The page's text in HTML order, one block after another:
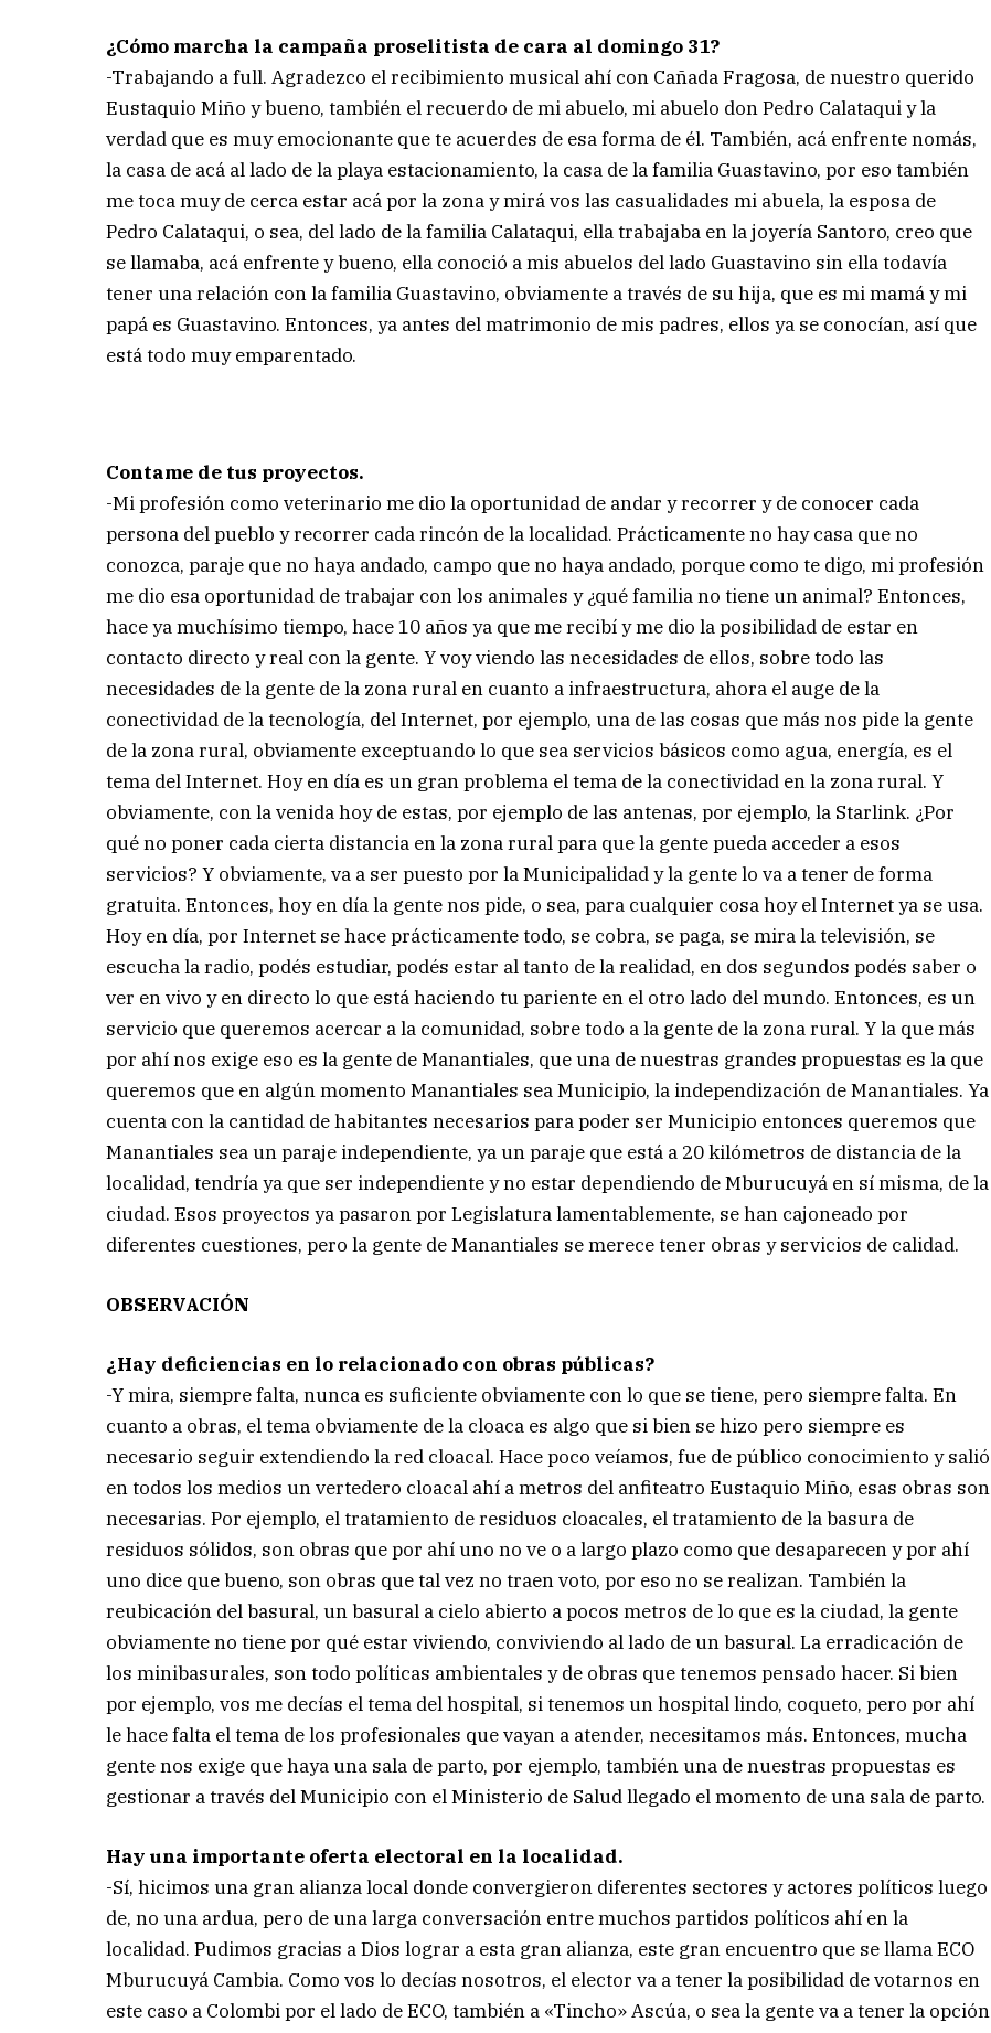
¿Cómo marcha la campaña proselitista de cara al domingo 31?
-Trabajando a full. Agradezco el recibimiento musical ahí con Cañada Fragosa, de nuestro querido
Eustaquio Miño y bueno, también el recuerdo de mi abuelo, mi abuelo don Pedro Calataqui y la
verdad que es muy emocionante que te acuerdes de esa forma de él. También, acá enfrente nomás,
la casa de acá al lado de la playa estacionamiento, la casa de la familia Guastavino, por eso también
me toca muy de cerca estar acá por la zona y mirá vos las casualidades mi abuela, la esposa de
Pedro Calataqui, o sea, del lado de la familia Calataqui, ella trabajaba en la joyería Santoro, creo que
se llamaba, acá enfrente y bueno, ella conoció a mis abuelos del lado Guastavino sin ella todavía
tener una relación con la familia Guastavino, obviamente a través de su hija, que es mi mamá y mi
papá es Guastavino. Entonces, ya antes del matrimonio de mis padres, ellos ya se conocían, así que
está todo muy emparentado.
Contame de tus proyectos.
-Mi profesión como veterinario me dio la oportunidad de andar y recorrer y de conocer cada
persona del pueblo y recorrer cada rincón de la localidad. Prácticamente no hay casa que no
conozca, paraje que no haya andado, campo que no haya andado, porque como te digo, mi profesión
me dio esa oportunidad de trabajar con los animales y ¿qué familia no tiene un animal? Entonces,
hace ya muchísimo tiempo, hace 10 años ya que me recibí y me dio la posibilidad de estar en
contacto directo y real con la gente. Y voy viendo las necesidades de ellos, sobre todo las
necesidades de la gente de la zona rural en cuanto a infraestructura, ahora el auge de la
conectividad de la tecnología, del Internet, por ejemplo, una de las cosas que más nos pide la gente
de la zona rural, obviamente exceptuando lo que sea servicios básicos como agua, energía, es el
tema del Internet. Hoy en día es un gran problema el tema de la conectividad en la zona rural. Y
obviamente, con la venida hoy de estas, por ejemplo de las antenas, por ejemplo, la Starlink. ¿Por
qué no poner cada cierta distancia en la zona rural para que la gente pueda acceder a esos
servicios? Y obviamente, va a ser puesto por la Municipalidad y la gente lo va a tener de forma
gratuita. Entonces, hoy en día la gente nos pide, o sea, para cualquier cosa hoy el Internet ya se usa.
Hoy en día, por Internet se hace prácticamente todo, se cobra, se paga, se mira la televisión, se
escucha la radio, podés estudiar, podés estar al tanto de la realidad, en dos segundos podés saber o
ver en vivo y en directo lo que está haciendo tu pariente en el otro lado del mundo. Entonces, es un
servicio que queremos acercar a la comunidad, sobre todo a la gente de la zona rural. Y la que más
por ahí nos exige eso es la gente de Manantiales, que una de nuestras grandes propuestas es la que
queremos que en algún momento Manantiales sea Municipio, la independización de Manantiales. Ya
cuenta con la cantidad de habitantes necesarios para poder ser Municipio entonces queremos que
Manantiales sea un paraje independiente, ya un paraje que está a 20 kilómetros de distancia de la
localidad, tendría ya que ser independiente y no estar dependiendo de Mburucuyá en sí misma, de la
ciudad. Esos proyectos ya pasaron por Legislatura lamentablemente, se han cajoneado por
diferentes cuestiones, pero la gente de Manantiales se merece tener obras y servicios de calidad.
OBSERVACIÓN
¿Hay deficiencias en lo relacionado con obras públicas?
-Y mira, siempre falta, nunca es suficiente obviamente con lo que se tiene, pero siempre falta. En
cuanto a obras, el tema obviamente de la cloaca es algo que si bien se hizo pero siempre es
necesario seguir extendiendo la red cloacal. Hace poco veíamos, fue de público conocimiento y salió
en todos los medios un vertedero cloacal ahí a metros del anfiteatro Eustaquio Miño, esas obras son
necesarias. Por ejemplo, el tratamiento de residuos cloacales, el tratamiento de la basura de
residuos sólidos, son obras que por ahí uno no ve o a largo plazo como que desaparecen y por ahí
uno dice que bueno, son obras que tal vez no traen voto, por eso no se realizan. También la
reubicación del basural, un basural a cielo abierto a pocos metros de lo que es la ciudad, la gente
obviamente no tiene por qué estar viviendo, conviviendo al lado de un basural. La erradicación de
los minibasurales, son todo políticas ambientales y de obras que tenemos pensado hacer. Si bien
por ejemplo, vos me decías el tema del hospital, si tenemos un hospital lindo, coqueto, pero por ahí
le hace falta el tema de los profesionales que vayan a atender, necesitamos más. Entonces, mucha
gente nos exige que haya una sala de parto, por ejemplo, también una de nuestras propuestas es
gestionar a través del Municipio con el Ministerio de Salud llegado el momento de una sala de parto.
Hay una importante oferta electoral en la localidad.
-Sí, hicimos una gran alianza local donde convergieron diferentes sectores y actores políticos luego
de, no una ardua, pero de una larga conversación entre muchos partidos políticos ahí en la
localidad. Pudimos gracias a Dios lograr a esta gran alianza, este gran encuentro que se llama ECO
Mburucuyá Cambia. Como vos lo decías nosotros, el elector va a tener la posibilidad de votarnos en
este caso a Colombi por el lado de ECO, también a «Tincho» Ascúa, o sea la gente va a tener la opción